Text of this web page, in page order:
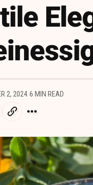
2, 2024 6 MIN READ